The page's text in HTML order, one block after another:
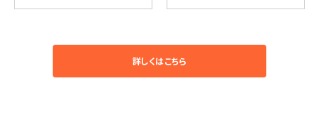
詳しくはこちら